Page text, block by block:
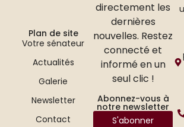
directement les
dernières
nouvelles. Restez
connecté et
informé en un
seul clic !
Abonnez-vous à
notre newsletter
S'abonner
Plan de site
Votre sénateur
Actualités
Galerie
Newsletter
Contact